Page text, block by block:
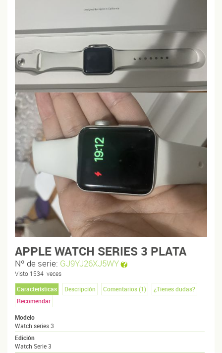
APPLE WATCH SERIES 3 PLATA
Nº de serie: GJ9YJ26XJ5WY
Visto 1534 veces
Características
Descripción Comentarios (1)
¿Tienes dudas?
Recomendar
Modelo
Watch series 3
Edición
Watch Serie 3